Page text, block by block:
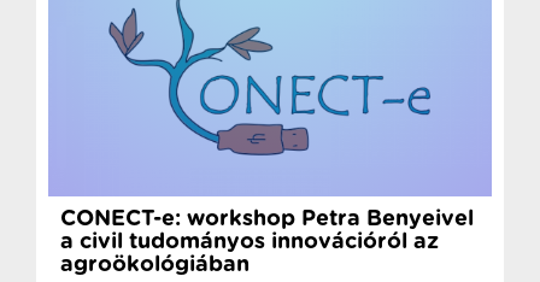
CONECT-e: workshop Petra Benyeivel
a civil tudományos innovációról az
agroökológiában